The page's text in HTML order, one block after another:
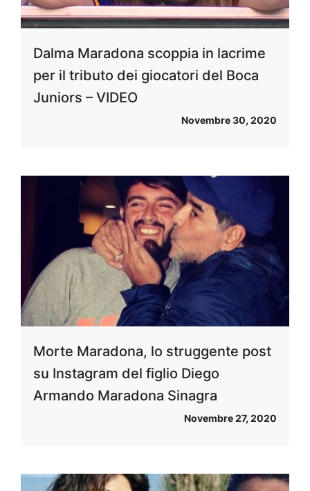
Dalma Maradona scoppia in lacrime
per il tributo dei giocatori del Boca
Juniors – VIDEO
Novembre 30, 2020
Morte Maradona, lo struggente post
su Instagram del figlio Diego
Armando Maradona Sinagra
Novembre 27, 2020